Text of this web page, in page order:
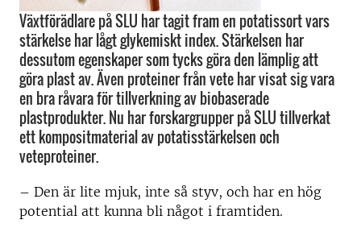
Växtförädlare på SLU har tagit fram en potatissort vars
stärkelse har lågt glykemiskt index. Stärkelsen har
dessutom egenskaper som tycks göra den lämplig att
göra plast av. Även proteiner från vete har visat sig vara
en bra råvara för tillverkning av biobaserade
plastprodukter. Nu har forskargrupper på SLU tillverkat
ett kompositmaterial av potatisstärkelsen och
veteproteiner.
– Den är lite mjuk, inte så styv, och har en hög
potential att kunna bli något i framtiden.